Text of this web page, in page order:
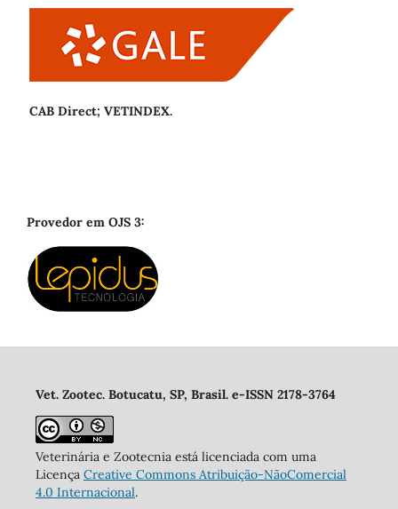
CAB Direct; VETINDEX.
Provedor em OJS 3:
Vet. Zootec. Botucatu, SP, Brasil. e-ISSN 2178-3764
Veterinária e Zootecnia está licenciada com uma
Licença Creative Commons Atribuição-NãoComercial
4.0 Internacional.